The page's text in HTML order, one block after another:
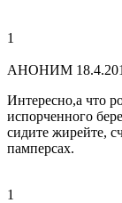
1
АНОНИМ
Интересно,а что
испорченного
сидите жирейте,
памперсах.
1